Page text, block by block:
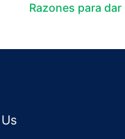
Razones para